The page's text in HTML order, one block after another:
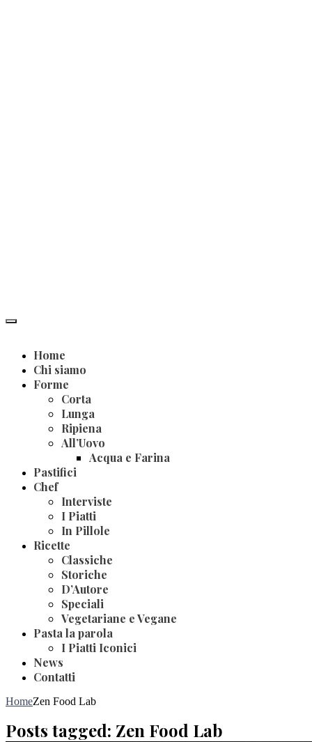
Home
Chi siamo
Forme
Corta
Lunga
Ripiena
All’Uovo
Acqua e Farina
Pastifici
Chef
Interviste
I Piatti
In Pillole
Ricette
Classiche
Storiche
D’Autore
Speciali
Vegetariane e Vegane
Pasta la parola
I Piatti Iconici
News
Contatti
HomeZen Food Lab
Posts tagged: Zen Food Lab